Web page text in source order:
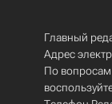
Главный
Адрес
По